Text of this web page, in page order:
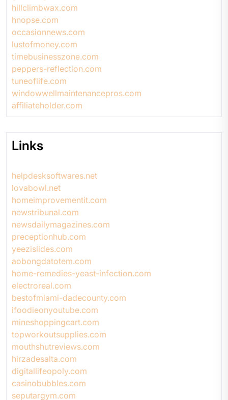
hillclimbwax.com
hnopse.com
occasionnews.com
lustofmoney.com
timebusinesszone.com
peppers-reflection.com
tuneoflife.com
windowwellmaintenancepros.com
affiliateholder.com
Links
helpdesksoftwares.net
lovabowl.net
homeimprovementit.com
newstribunal.com
newsdailymagazines.com
preceptionhub.com
yeezislides.com
aobongdatotem.com
home-remedies-yeast-infection.com
electroreal.com
bestofmiami-dadecounty.com
ifoodieonyoutube.com
mineshoppingcart.com
topworkoutsupplies.com
mouthshutreviews.com
hirzadesalta.com
digitallifeopoly.com
casinobubbles.com
seputargym.com